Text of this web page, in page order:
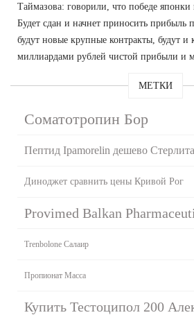
Таймазова: говорили, что победе японки
Будет сдан и начнет приносить прибыль
будут новые крупные контракты, будут и
миллиардами рублей чистой прибыли и
МЕТКИ
Соматотропин Бор
Пептид Ipamorelin дешево
Диноджет сравнить цены Кривой Рог
Provimed Balkan
Trenbolone Салаир
Пропионат Масса
Купить Тестоципол 200